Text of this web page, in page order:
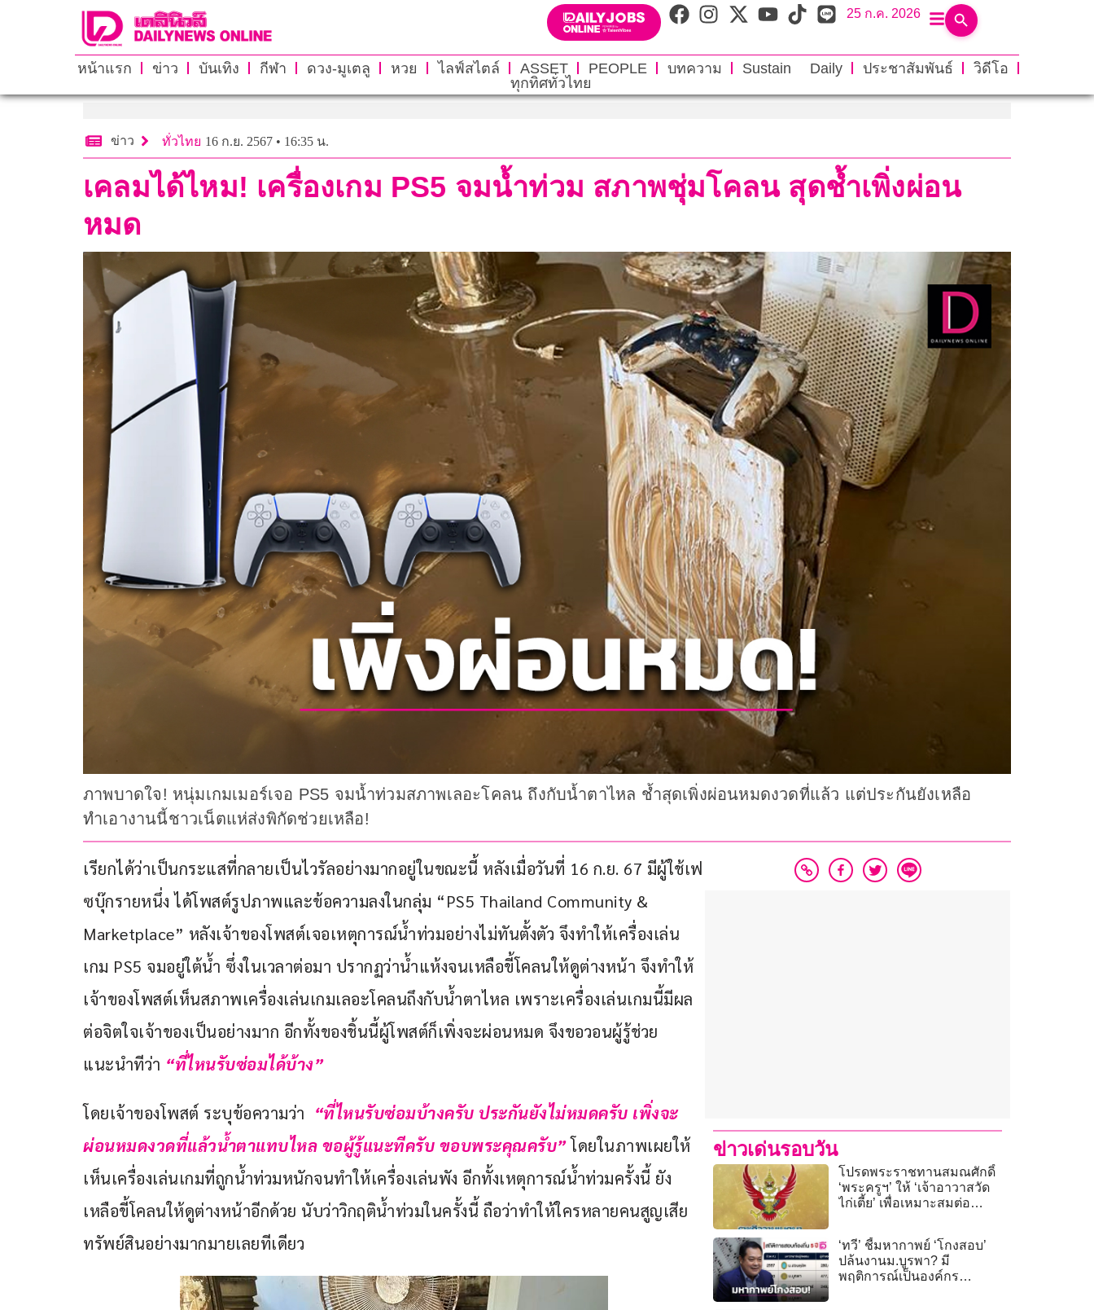
25 ก.ค. 2026
หน้าแรก ข่าว บันเทิง กีฬา ดวง-มูเตลู หวย ไลฟ์สไตล์ ASSET PEOPLE บทความ Sustain Daily ประชาสัมพันธ์
วิดีโอ
ทุกทิศทั่วไทย
ข่าว ทั่วไทย 16 ก.ย. 2567 • 16:35 น.
เคลมได้ไหม! เครื่องเกม PS5 จมน้ำท่วม สภาพชุ่มโคลน สุดช้ำเพิ่งผ่อน
หมด
ภาพบาดใจ! หนุ่มเกมเมอร์เจอ PS5 จมน้ำท่วมสภาพเลอะโคลน ถึงกับน้ำตาไหล ช้ำสุดเพิ่งผ่อนหมดงวดที่แล้ว แต่ประกันยังเหลือ
ทำเอางานนี้ชาวเน็ตแห่ส่งพิกัดช่วยเหลือ!
เรียกได้ว่าเป็นกระแสที่กลายเป็นไวรัลอย่างมากอยู่ในขณะนี้ หลังเมื่อวันที่ 16 ก.ย. 67 มีผู้ใช้เฟ
ซบุ๊กรายหนึ่ง ได้โพสต์รูปภาพและข้อความลงในกลุ่ม “PS5 Thailand Community &
Marketplace” หลังเจ้าของโพสต์เจอเหตุการณ์น้ำท่วมอย่างไม่ทันตั้งตัว จึงทำให้เครื่องเล่น
เกม PS5 จมอยู่ใต้น้ำ ซึ่งในเวลาต่อมา ปรากฏว่าน้ำแห้งจนเหลือขี้โคลนให้ดูต่างหน้า จึงทำให้
เจ้าของโพสต์เห็นสภาพเครื่องเล่นเกมเลอะโคลนถึงกับน้ำตาไหล เพราะเครื่องเล่นเกมนี้มีผล
ต่อจิตใจเจ้าของเป็นอย่างมาก อีกทั้งของชิ้นนี้ผู้โพสต์ก็เพิ่งจะผ่อนหมด จึงขอวอนผู้รู้ช่วย
แนะนำทีว่า “ที่ไหนรับซ่อมได้บ้าง”
โดยเจ้าของโพสต์ ระบุข้อความว่า “ที่ไหนรับซ่อมบ้างครับ ประกันยังไม่หมดครับ เพิ่งจะ
ผ่อนหมดงวดที่แล้วน้ำตาแทบไหล ขอผู้รู้แนะทีครับ ขอบพระคุณครับ” โดยในภาพเผยให้
เห็นเครื่องเล่นเกมที่ถูกน้ำท่วมหนักจนทำให้เครื่องเล่นพัง อีกทั้งเหตุการณ์น้ำท่วมครั้งนี้ ยัง
เหลือขี้โคลนให้ดูต่างหน้าอีกด้วย นับว่าวิกฤติน้ำท่วมในครั้งนี้ ถือว่าทำให้ใครหลายคนสูญเสีย
ทรัพย์สินอย่างมากมายเลยทีเดียว
ข่าวเด่นรอบวัน
โปรดพระราชทานสมณศักดิ์
‘พระครูฯ’ ให้ ‘เจ้าอาวาสวัด
ไก่เตี้ย’ เพื่อเหมาะสมต่อ
‘ทวี’ ชี้มหากาพย์ ‘โกงสอบ’
ปล้นงานม.บูรพา? มี
พฤติการณ์เป็นองค์กร